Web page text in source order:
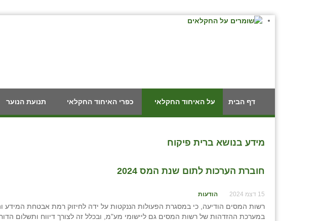
דף הבית על האיחוד החקלאי כפרי האיחוד החקלאי תנועת הנוער
מידע בנושא ברית פיקוח
חוברת הערכות לתום שנת המס 2024
15 דצמ 2024 הודעות
רשות המסים הודיעה, כי במסגרת הפעולות הננקטות על ידה לחיזוק רמת אבטחת המידע
במערכת ההזדהות של רשות המסים גם ליישומי מע"מ, ובכלל זה לצורך דיווח ותשלום